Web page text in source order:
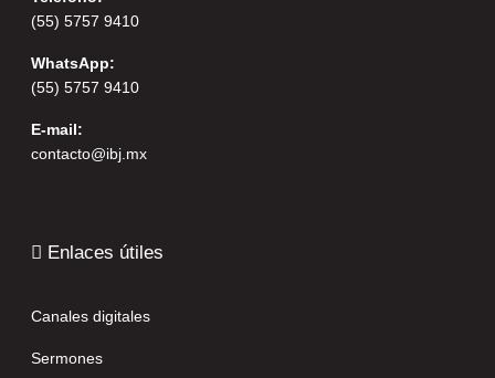
(55) 5757 9410
WhatsApp:
(55) 5757 9410
E-mail:
contacto@ibj.mx
Enlaces útiles
Canales digitales
Sermones